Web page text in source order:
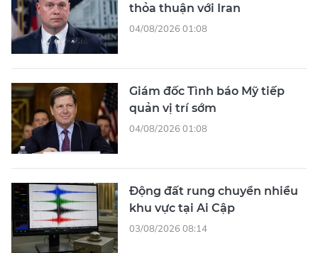
thỏa thuận với Iran
04/08/2026 01:08
Giám đốc Tình báo Mỹ tiếp
quản vị trí sớm
04/08/2026 01:08
Động đất rung chuyển nhiều
khu vực tại Ai Cập
03/08/2026 08:14